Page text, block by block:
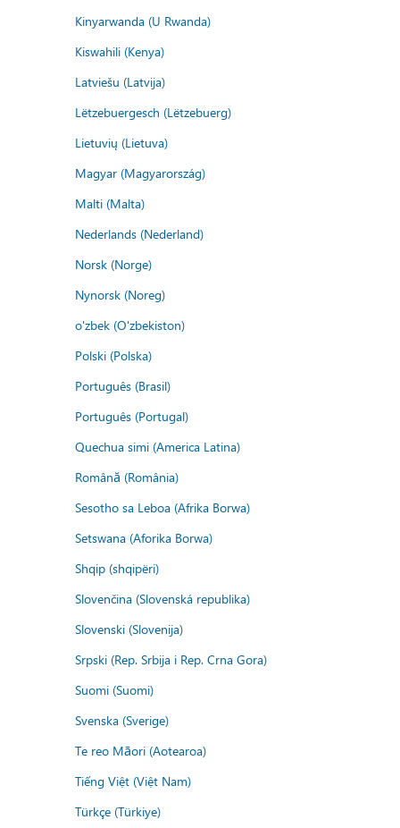
Kinyarwanda (U Rwanda)
Kiswahili (Kenya)
Latviešu (Latvija)
Lëtzebuergesch (Lëtzebuerg)
Lietuvių (Lietuva)
Magyar (Magyarország)
Malti (Malta)
Nederlands (Nederland)
Norsk (Norge)
Nynorsk (Noreg)
o'zbek (O'zbekiston)
Polski (Polska)
Português (Brasil)
Português (Portugal)
Quechua simi (America Latina)
Română (România)
Sesotho sa Leboa (Afrika Borwa)
Setswana (Aforika Borwa)
Shqip (shqipëri)
Slovenčina (Slovenská republika)
Slovenski (Slovenija)
Srpski (Rep. Srbija i Rep. Crna Gora)
Suomi (Suomi)
Svenska (Sverige)
Te reo Māori (Aotearoa)
Tiếng Việt (Việt Nam)
Türkçe (Türkiye)